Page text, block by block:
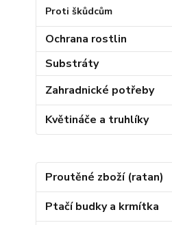
Proti škůdcům
Ochrana rostlin
Substráty
Zahradnické potřeby
Květináče a truhlíky
Proutěné zboží (ratan)
Ptačí budky a krmítka